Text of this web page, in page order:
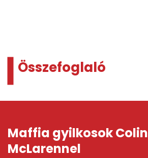
Összefoglaló
Maffia gyilkosok Colin
McLarennel